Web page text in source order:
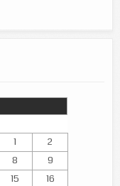
1
2
8
9
15
16